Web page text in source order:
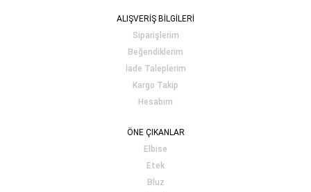
ALIŞVERİŞ BİLGİLERİ
Siparişlerim
Beğendiklerim
İade Taleplerim
Kargo Takip
Hesabım
ÖNE ÇIKANLAR
Elbise
Etek
Bluz